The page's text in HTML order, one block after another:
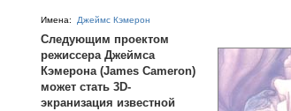
Имена: Джеймс Кэмерон
Следующим проектом
режиссера Джеймса
Кэмерона (James Cameron)
может стать 3D-
экранизация известной